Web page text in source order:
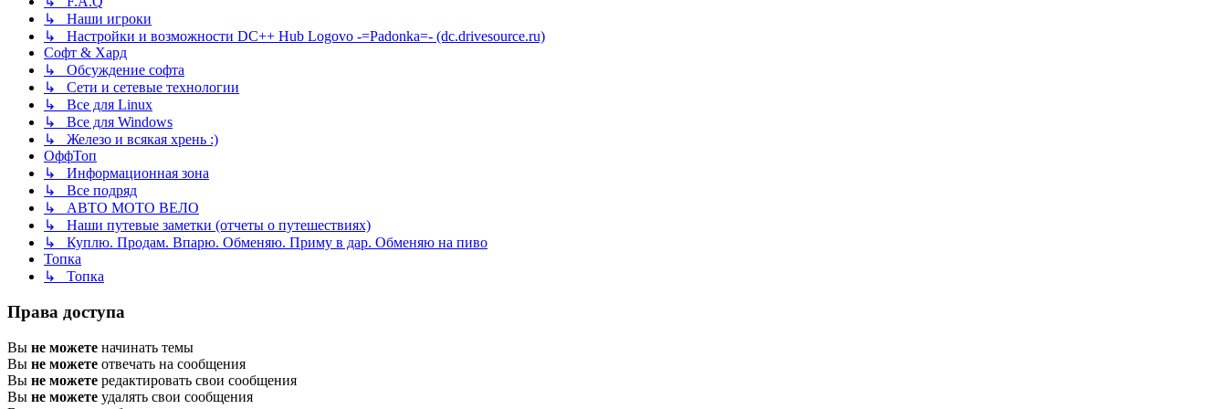
↳ Наши игроки
↳ Настройки и возможности DC++ Hub Logovo -=Padonka=- (dc.drivesource.ru)
Софт & Хард
↳ Обсуждение софта
↳ Сети и сетевые технологии
↳ Все для Linux
↳ Все для Windows
↳ Железо и всякая хрень :)
ОффТоп
↳ Информационная зона
↳ Все подряд
↳ АВТО МОТО ВЕЛО
↳ Наши путевые заметки (отчеты о путешествиях)
↳ Куплю. Продам. Впарю. Обменяю. Приму в дар. Обменяю на пиво
Топка
↳ Топка
Права доступа
Вы не можете начинать темы
Вы не можете отвечать на сообщения
Вы не можете редактировать свои сообщения
Вы не можете удалять свои сообщения